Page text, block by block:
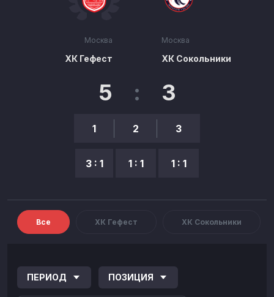
Москва
ХК Гефест
5 : 3
1
3 : 1
2
1 : 1
3
1 : 1
Москва
ХК Сокольники
Все ХК Гефест ХК Сокольники
ПЕРИОД ПОЗИЦИЯ